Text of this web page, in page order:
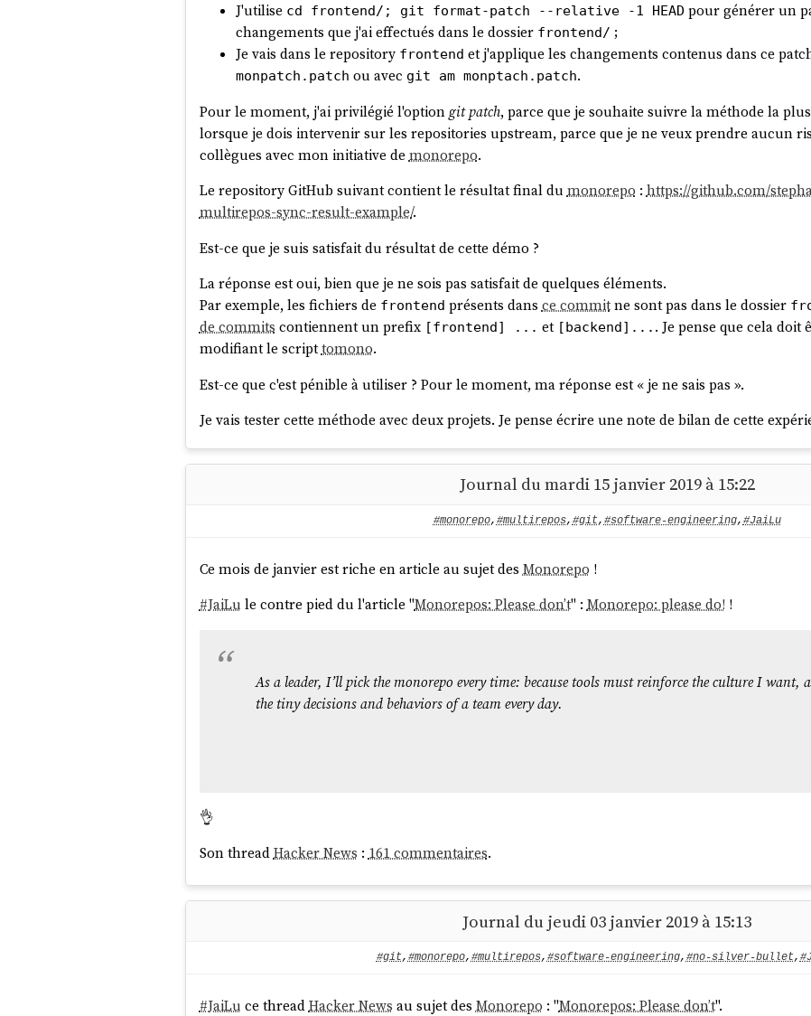
J'utilise cd frontend/; git format-patch --relative -1 HEAD pour générer un
changements que j'ai effectués dans le dossier frontend/ ;
Je vais dans le repository frontend et j'applique les changements contenus dans ce
monpatch.patch ou avec git am monptach.patch.
Pour le moment, j'ai privilégié l'optiongit patch, parce que je souhaite suivre la méthode la
lorsque je dois intervenir sur les repositories upstream, parce que je ne veux prendre aucun
collègues avec mon initiative de monorepo.
Le repository GitHub suivant contient le résultat final dumonorepo :https://github.com/
multirepos-sync-result-example/.
Est-ce que je suis satisfait du résultat de cette démo ?
La réponse est oui, bien que je ne sois pas satisfait de quelques éléments.
Par exemple, les fichiers de frontend présents dansce commitne sont pas dans le dossier
de commits contiennent un prefix [frontend] ... et [backend]... . Je pense que cela
modifiant le scripttomono.
Est-ce que c'est pénible à utiliser ? Pour le moment, ma réponse est « je ne sais pas ».
Je vais tester cette méthode avec deux projets. Je pense écrire une note de bilan de cette
Journal du mardi 15 janvier 2019 à 15:22
#monorepo, #multirepos, #git, #software-engineering, #JaiLu
Ce mois de janvier est riche en article au sujet des Monorepo !
#JaiLu le contre pied du l'article "Monorepos: Please don’t" :Monorepo: please do!!
As a leader, I’ll pick the monorepo every time: because tools must reinforce the culture I want,
the tiny decisions and behaviors of a team every day.
👌
Son threadHacker News : 161 commentaires.
Journal du jeudi 03 janvier 2019 à 15:13
#git,#monorepo,#multirepos,#software-engineering,#no-silver-bullet,
#JaiLu ce threadHacker News au sujet des Monorepo : "Monorepos: Please don’t".